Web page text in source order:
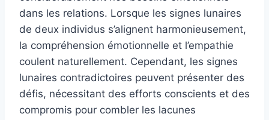
dans les relations. Lorsque les signes lunaires
de deux individus s’alignent harmonieusement,
la compréhension émotionnelle et l’empathie
coulent naturellement. Cependant, les signes
lunaires contradictoires peuvent présenter des
défis, nécessitant des efforts conscients et des
compromis pour combler les lacunes